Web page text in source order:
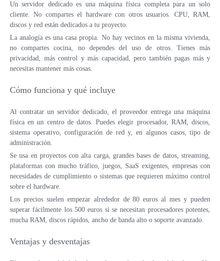
Un servidor dedicado es una máquina física completa para un solo
cliente. No compartes el hardware con otros usuarios. CPU, RAM,
discos y red están dedicados a tu proyecto.
La analogía es una casa propia. No hay vecinos en la misma vivienda,
no compartes cocina, no dependes del uso de otros. Tienes más
privacidad, más control y más capacidad, pero también pagas más y
necesitas mantener más cosas.
Cómo funciona y qué incluye
Al contratar un servidor dedicado, el proveedor entrega una máquina
física en un centro de datos. Puedes elegir procesador, RAM, discos,
sistema operativo, configuración de red y, en algunos casos, tipo de
administración.
Se usa en proyectos con alta carga, grandes bases de datos, streaming,
plataformas con mucho tráfico, juegos, SaaS exigentes, empresas con
necesidades de cumplimiento o sistemas que requieren máximo control
sobre el hardware.
Los precios suelen empezar alrededor de 80 euros al mes y pueden
superar fácilmente los 500 euros si se necesitan procesadores potentes,
mucha RAM, discos rápidos, ancho de banda alto o soporte avanzado.
Ventajas y desventajas